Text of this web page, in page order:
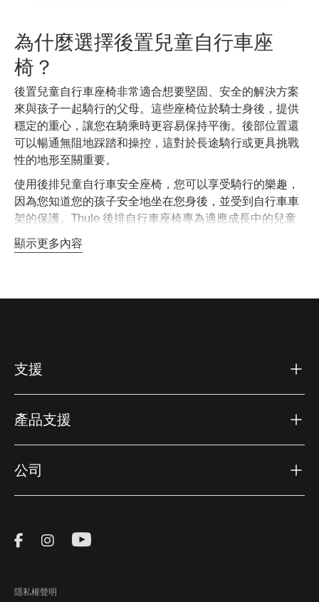
為什麼選擇後置兒童自行車座
椅？
後置兒童自行車座椅非常適合想要堅固、安全的解決方案
來與孩子一起騎行的父母。這些座椅位於騎士身後，提供
穩定的重心，讓您在騎乘時更容易保持平衡。後部位置還
可以暢通無阻地踩踏和操控，這對於長途騎行或更具挑戰
性的地形至關重要。
使用後排兒童自行車安全座椅，您可以享受騎行的樂趣，
因為您知道您的孩子安全地坐在您身後，並受到自行車車
架的保護。Thule 後排自行車座椅專為適應成長中的兒童
而設計，提供可調節功能，可隨著孩子的成長而適應，確
保使用多年。
Thule 後置兒童自行車座椅的主
都更加愉快。從快速簡便的安裝到增強的安全措施，Thule
1. 卓越的安全性：
每個座椅都配有五點式安全帶，可將您
的孩子牢固地固定到位。我們的安全扣是兒童安全的，確
保小手在騎行過程中不會意外解開它們。
驗。我們的許多座椅還包括可調節的腳踏板和帶子，因此
顯示更多內容
支援
產品支援
公司
Visit Thule on Facebook (external link)
Visit Thule on Instagram (external link)
Visit Thule on Youtube (external
隱私權聲明